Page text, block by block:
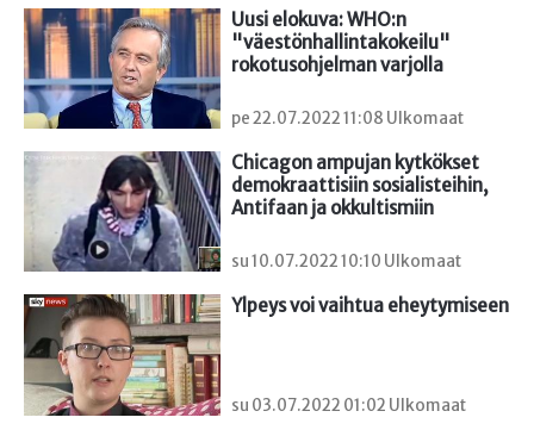
Uusi elokuva: WHO:n
"väestönhallintakokeilu"
rokotusohjelman varjolla
pe 22.07.2022 11:08 Ulkomaat
Chicagon ampujan kytkökset
demokraattisiin sosialisteihin,
Antifaan ja okkultismiin
su 10.07.2022 10:10 Ulkomaat
Ylpeys voi vaihtua eheytymiseen
su 03.07.2022 01:02 Ulkomaat